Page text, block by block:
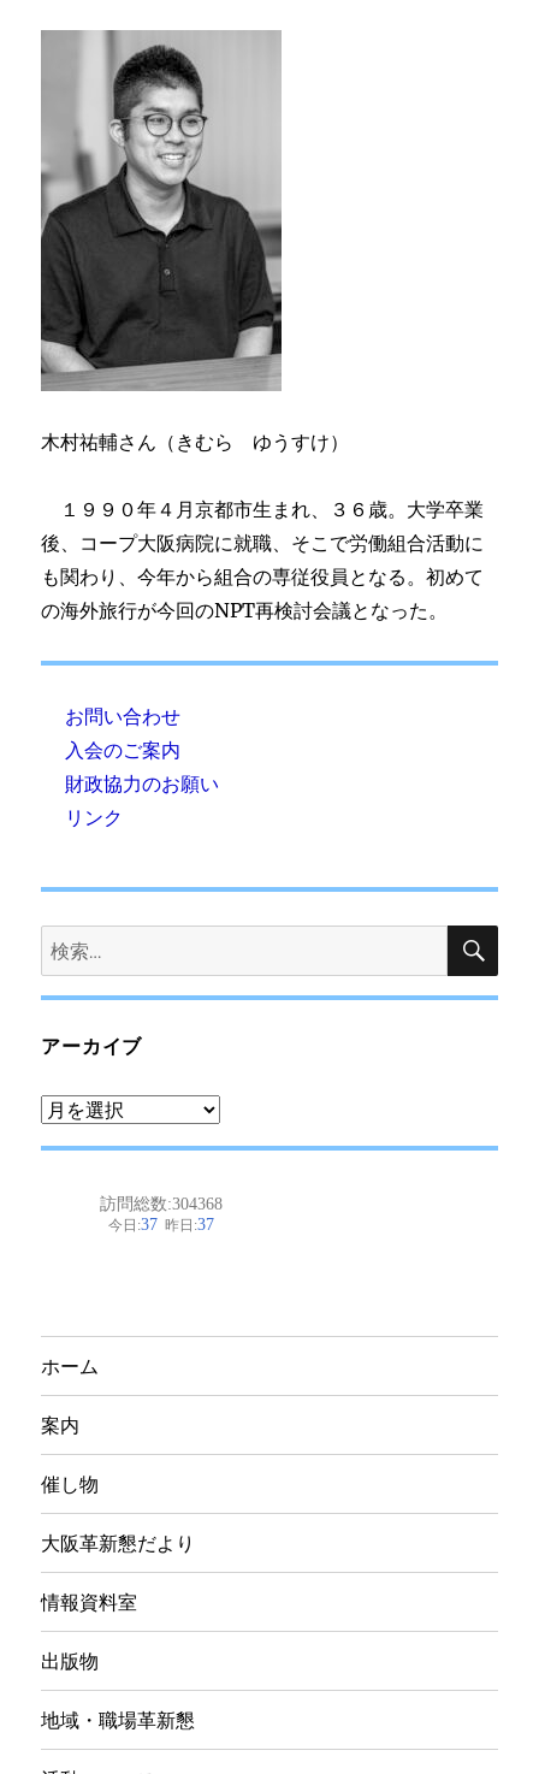
木村祐輔さん（きむら ゆうすけ）
１９９０年４月京都市生まれ、３６歳。大学卒業
後、コープ大阪病院に就職、そこで労働組合活動に
も関わり、今年から組合の専従役員となる。初めて
の海外旅行が今回のNPT再検討会議となった。
お問い合わせ
入会のご案内
財政協力のお願い
リンク
検
索:
検
アーカイブ
ア
ー
ホーム
案内
催し物
大阪革新懇だより
情報資料室
出版物
地域・職場革新懇